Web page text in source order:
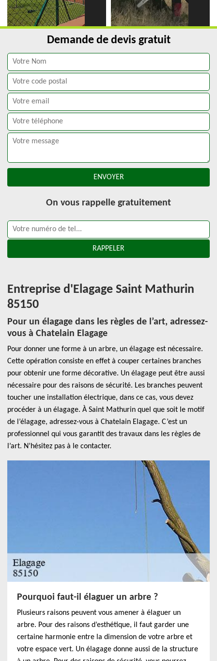
Demande de devis gratuit
On vous rappelle gratuitement
Entreprise d'Elagage Saint Mathurin
85150
Pour un élagage dans les règles de l’art, adressez-
vous à Chatelain Elagage
Pour donner une forme à un arbre, un élagage est nécessaire.
Cette opération consiste en effet à couper certaines branches
pour obtenir une forme décorative. Un élagage peut être aussi
nécessaire pour des raisons de sécurité. Les branches peuvent
toucher une installation électrique, dans ce cas, vous devez
procéder à un élagage. À Saint Mathurin quel que soit le motif
de l’élagage, adressez-vous à Chatelain Elagage. C’est un
professionnel qui vous garantit des travaux dans les règles de
l’art. N’hésitez pas à le contacter.
Pourquoi faut-il élaguer un arbre ?
Plusieurs raisons peuvent vous amener à élaguer un
arbre. Pour des raisons d’esthétique, il faut garder une
certaine harmonie entre la dimension de votre arbre et
votre espace vert. Un élagage donne aussi de la structure